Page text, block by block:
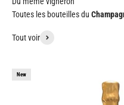
Celles-sur-Ource
l’Arce, Laigne et l’Ource.
géologique proche du
depuis 1996, en lutte
travaillés mécaniquement,
rendements sont limités.
Toutes les bouteilles du
Tout voir
New